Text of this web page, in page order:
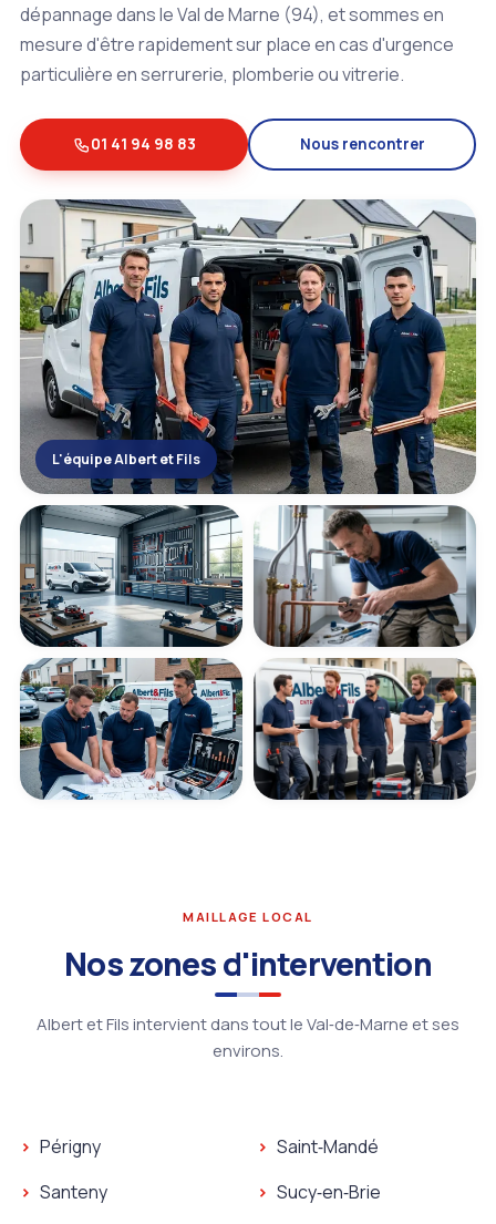
dépannage dans le Val de Marne (94), et sommes en
mesure d'être rapidement sur place en cas d'urgence
particulière en serrurerie, plomberie ou vitrerie.
01 41 94 98 83 Nous rencontrer
L'équipe Albert et Fils
MAILLAGE LOCAL
Nos zones d'intervention
Albert et Fils intervient dans tout le Val‑de‑Marne et ses
environs.
Périgny
Santeny
Saint‑Mandé
Sucy‑en‑Brie